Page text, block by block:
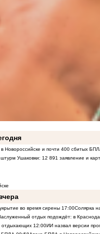
в Новороссийске и почти 400 сбитых
Ушаковки: 12 891 заявление и
во время сирены 17:00Солярка
отдых подождёт: в
отдыхающих 12:00ИИ назвал версии